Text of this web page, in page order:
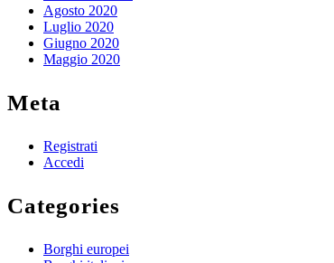
Agosto 2020
Luglio 2020
Giugno 2020
Maggio 2020
Meta
Registrati
Accedi
Categories
Borghi europei